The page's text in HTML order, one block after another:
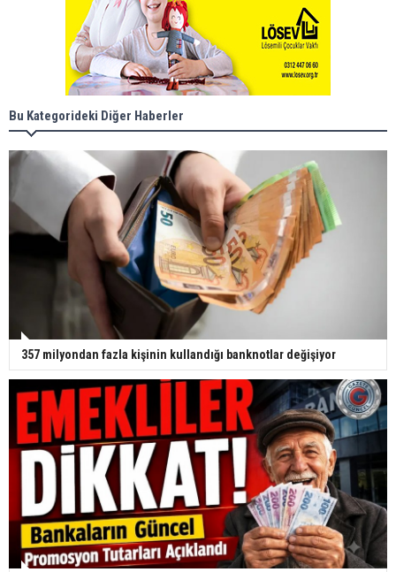
Bu Kategorideki Diğer Haberler
357 milyondan fazla kişinin kullandığı banknotlar değişiyor